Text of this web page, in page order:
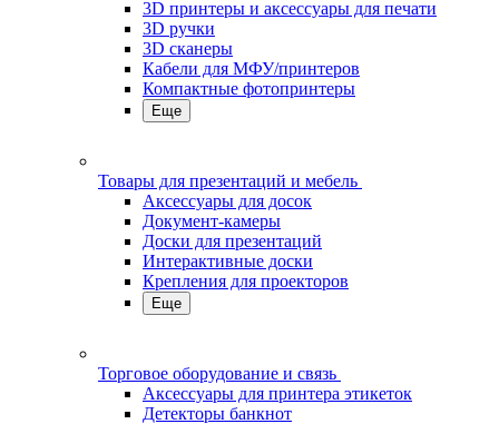
3D принтеры и аксессуары для печати
3D ручки
3D сканеры
Кабели для МФУ/принтеров
Компактные фотопринтеры
Еще
Товары для презентаций и мебель
Аксессуары для досок
Документ-камеры
Доски для презентаций
Интерактивные доски
Крепления для проекторов
Еще
Торговое оборудование и связь
Аксессуары для принтера этикеток
Детекторы банкнот